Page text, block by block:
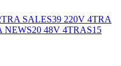
SALES39 220V 4TRA
NEWS20 48V 4TRAS15